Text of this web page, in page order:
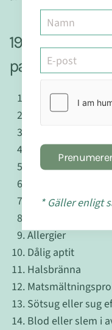
19
parasitinfektion
Ont i magen
Hård eller lös
Sömnproblem
Trötthet -
Allergier
Dålig aptit
Halsbränna
Sötsug eller sug
Blod eller slem i
* Gäller enligt